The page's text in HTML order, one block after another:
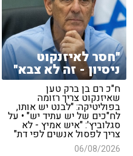
"חסר לאיזנקוט
ניסיון - זה לא צבא"
ח"כ רם בן ברק טען
שאיזנקוט צריך רזומה
בפוליטיקה: "לבנט יש אותו,
לח"כים של יש עתיד יש" • על
סגלוביץ': "איש אמיץ - לא
צריך לפסול אנשים לפי דת"
06/08/2026